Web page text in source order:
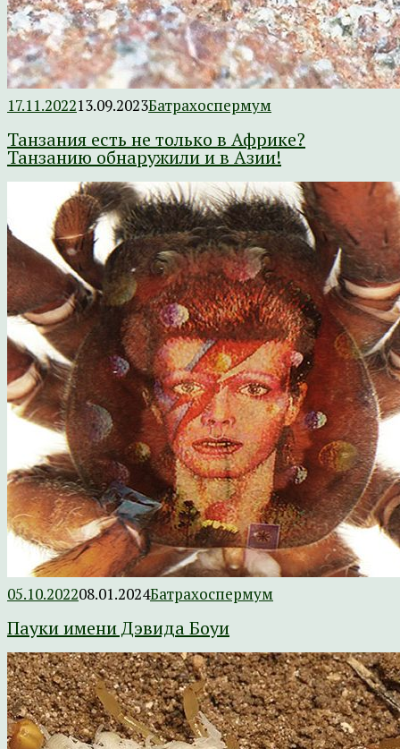
17.11.202213.09.2023Батрахоспермум
Танзания есть не только в Африке?
Танзанию обнаружили и в Азии!
05.10.202208.01.2024Батрахоспермум
Пауки имени Дэвида Боуи